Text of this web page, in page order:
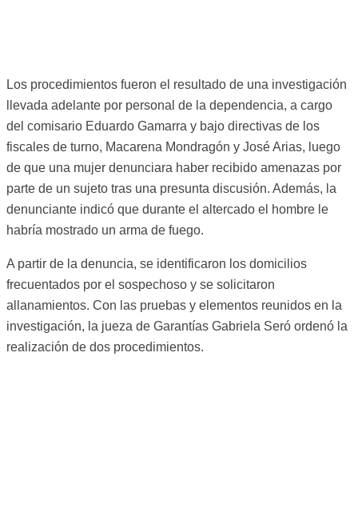
Los procedimientos fueron el resultado de una investigación
llevada adelante por personal de la dependencia, a cargo
del comisario Eduardo Gamarra y bajo directivas de los
fiscales de turno, Macarena Mondragón y José Arias, luego
de que una mujer denunciara haber recibido amenazas por
parte de un sujeto tras una presunta discusión. Además, la
denunciante indicó que durante el altercado el hombre le
habría mostrado un arma de fuego.
A partir de la denuncia, se identificaron los domicilios
frecuentados por el sospechoso y se solicitaron
allanamientos. Con las pruebas y elementos reunidos en la
investigación, la jueza de Garantías Gabriela Seró ordenó la
realización de dos procedimientos.